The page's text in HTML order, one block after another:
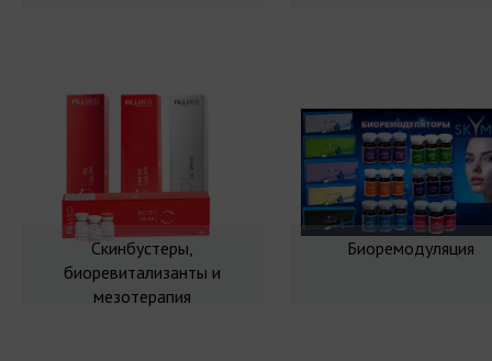
Скинбустеры,
биоревитализанты и
мезотерапия
Биоремодуляция